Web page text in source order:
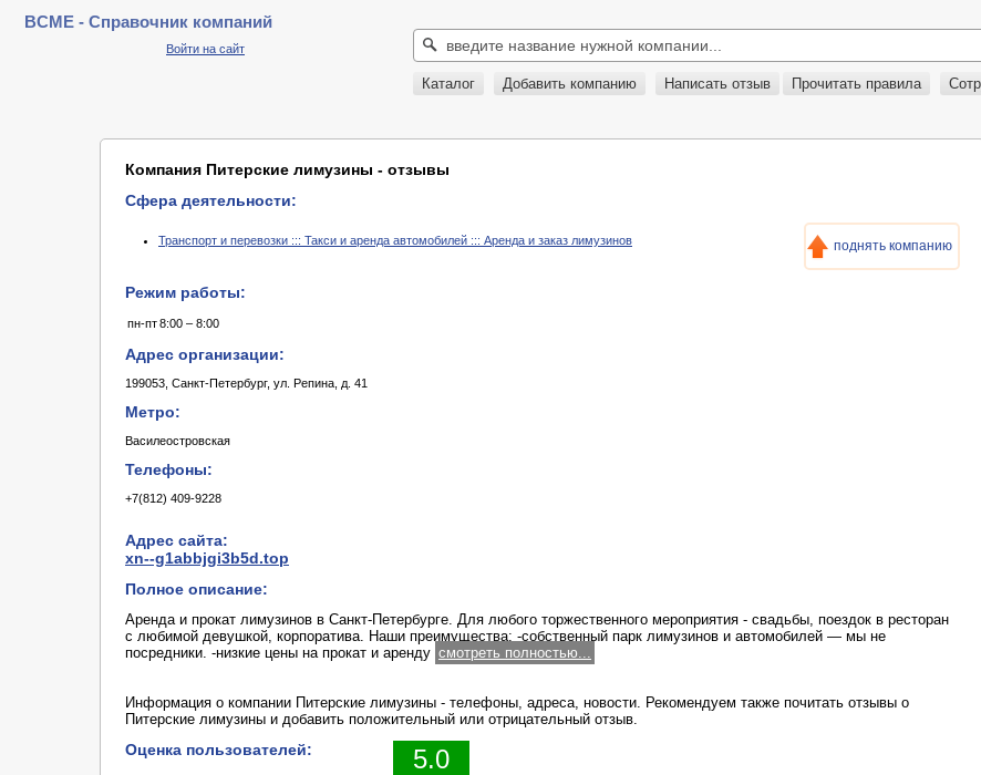
BCME - Справочник компаний
Войти на сайт
Каталог Добавить компанию Написать отзыв Прочитать правила
Компания Питерские лимузины - отзывы
Сфера деятельности:
Транспорт и перевозки ::: Такси и аренда автомобилей ::: Аренда и заказ лимузинов поднять компанию
Режим работы:
пн-пт8:00 – 8:00
Адрес организации:
199053, Санкт-Петербург, ул. Репина, д. 41
Метро:
Василеостровская
Телефоны:
+7(812) 409-9228
Адрес сайта:
xn--g1abbjgi3b5d.top
Полное описание:
Аренда и прокат лимузинов в Санкт-Петербурге. Для любого торжественного мероприятия - свадьбы, поездок в ресторан
с любимой девушкой, корпоратива. Наши преимущества: -собственный парк лимузинов и автомобилей — мы не
посредники. -низкие цены на прокат и аренду смотреть полностью...
Информация о компании Питерские лимузины - телефоны, адреса, новости. Рекомендуем также почитать отзывы о
Питерские лимузины и добавить положительный или отрицательный отзыв.
Оценка пользователей: 5.0